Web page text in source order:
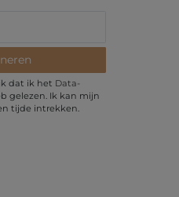
dat ik het Data­
gelezen. Ik kan mijn
tijde intrekken.